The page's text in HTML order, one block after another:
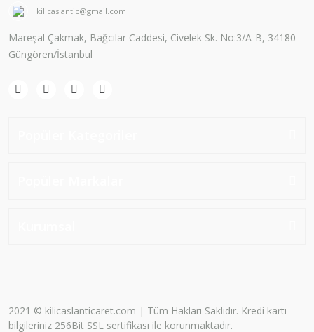
kilicaslantic@gmail.com
Mareşal Çakmak, Bağcılar Caddesi, Civelek Sk. No:3/A-B, 34180
Güngören/İstanbul
2021 © kilicaslanticaret.com | Tüm Hakları Saklıdır. Kredi kartı
bilgileriniz 256Bit SSL sertifikası ile korunmaktadır.